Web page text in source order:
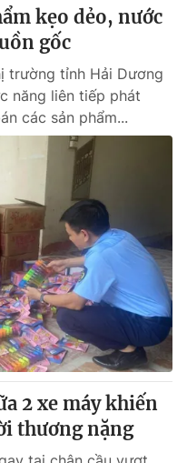
kẹo dẻo, nước
gốc
trường tỉnh Hải Dương
năng liên tiếp phát
các sản phẩm...
2 xe máy khiến
thương nặng